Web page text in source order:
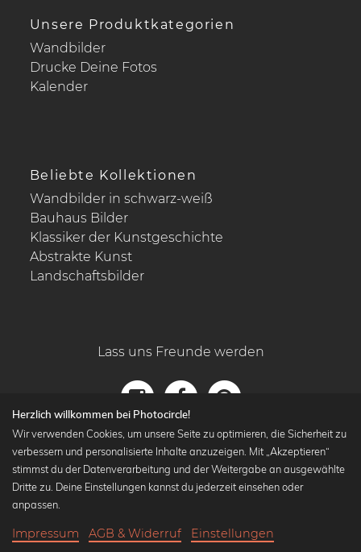
Unsere Produktkategorien
Wandbilder
Drucke Deine Fotos
Kalender
Beliebte Kollektionen
Wandbilder in schwarz-weiß
Bauhaus Bilder
Klassiker der Kunstgeschichte
Abstrakte Kunst
Landschaftsbilder
Lass uns Freunde werden
Herzlich willkommen bei Photocircle!
Wir verwenden Cookies, um unsere Seite zu optimieren, die Sicherheit zu
verbessern und personalisierte Inhalte anzuzeigen. Mit „Akzeptieren“
stimmst du der Datenverarbeitung und der Weitergabe an ausgewählte
Dritte zu. Deine Einstellungen kannst du jederzeit einsehen oder
anpassen.
Impressum AGB & Widerruf Einstellungen